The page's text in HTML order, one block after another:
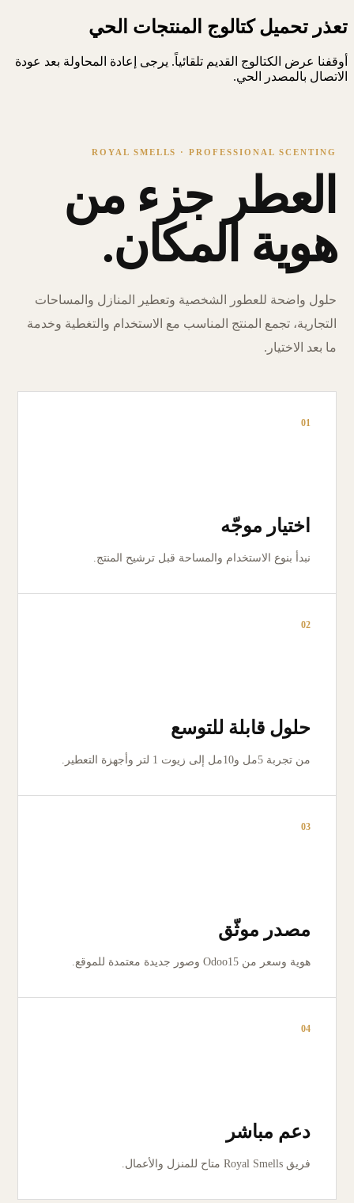
تعذر تحميل كتالوج المنتجات الحي
أوقفنا عرض الكتالوج القديم تلقائياً. يرجى إعادة المحاولة بعد عودة
الاتصال بالمصدر الحي.
ROYAL SMELLS · PROFESSIONAL SCENTING
العطر جزء من
هوية المكان.
حلول واضحة للعطور الشخصية وتعطير المنازل والمساحات
التجارية، تجمع المنتج المناسب مع الاستخدام والتغطية وخدمة
ما بعد الاختيار.
01
اختيار موجّه
نبدأ بنوع الاستخدام والمساحة قبل ترشيح المنتج.
02
حلول قابلة للتوسع
من تجربة 5مل و10مل إلى زيوت 1 لتر وأجهزة التعطير.
03
مصدر موثّق
هوية وسعر من Odoo15 وصور جديدة معتمدة للموقع.
04
دعم مباشر
فريق Royal Smells متاح للمنزل والأعمال.